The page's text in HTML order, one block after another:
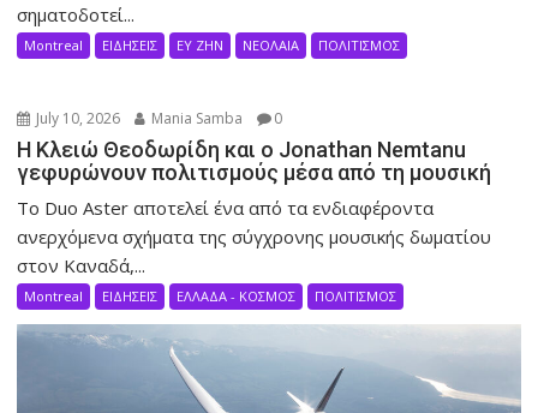
σηματοδοτεί...
Montreal ΕΙΔΗΣΕΙΣ ΕΥ ΖΗΝ ΝΕΟΛΑΙΑ ΠΟΛΙΤΙΣΜΟΣ
July 10, 2026 Mania Samba 0
Η Κλειώ Θεοδωρίδη και ο Jonathan Nemtanu
γεφυρώνουν πολιτισμούς μέσα από τη μουσική
Το Duo Aster αποτελεί ένα από τα ενδιαφέροντα
ανερχόμενα σχήματα της σύγχρονης μουσικής δωματίου
στον Καναδά,...
Montreal ΕΙΔΗΣΕΙΣ ΕΛΛΑΔΑ - ΚΟΣΜΟΣ ΠΟΛΙΤΙΣΜΟΣ